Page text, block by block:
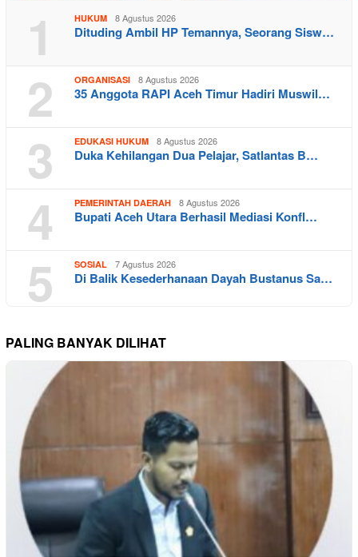
1 HUKUM 8 Agustus 2026
Dituding Ambil HP Temannya, Seorang Sisw…
2 ORGANISASI 8 Agustus 2026
35 Anggota RAPI Aceh Timur Hadiri Muswil…
3 EDUKASI HUKUM 8 Agustus 2026
Duka Kehilangan Dua Pelajar, Satlantas B…
4 PEMERINTAH DAERAH 8 Agustus 2026
Bupati Aceh Utara Berhasil Mediasi Konfl…
5 SOSIAL 7 Agustus 2026
Di Balik Kesederhanaan Dayah Bustanus Sa…
PALING BANYAK DILIHAT